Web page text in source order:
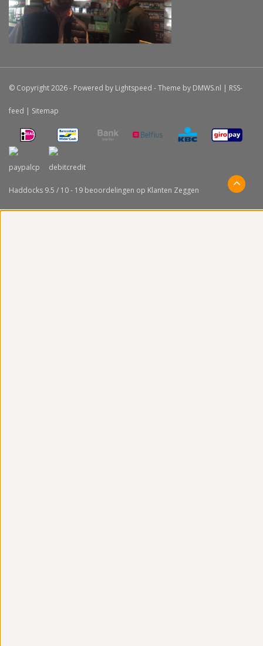
© Copyright 2026 - Powered by Lightspeed - Theme by DMWS.nl | RSS-
feed | Sitemap
Haddocks 9.5 / 10- 19 beoordelingen op Klanten Zeggen